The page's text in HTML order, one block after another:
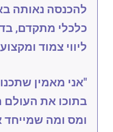
להכנסה נאותה
כלכלי מתקדם,
ליווי צמוד
"אני מאמין
בתוכו את העולם
ומס ומה שמייחד